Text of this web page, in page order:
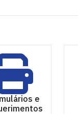
e